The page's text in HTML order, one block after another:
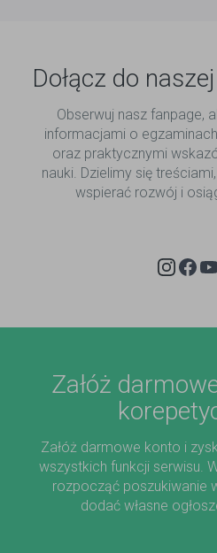
Dołącz do
Obserwuj nasz fanpage,
informacjami o
oraz praktycznymi
nauki. Dzielimy się
wspierać rozwój i
Załóż
Załóż darmowe konto i
wszystkich funkcji serwisu.
rozpocząć poszukiwanie
dodać własne